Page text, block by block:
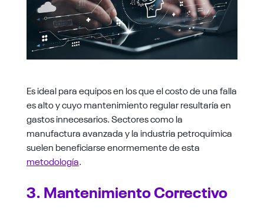
Es ideal para equipos en los que el costo de una falla
es alto y cuyo mantenimiento regular resultaría en
gastos innecesarios. Sectores como la
manufactura avanzada y la industria petroquímica
suelen beneficiarse enormemente de esta
metodología.
3. Mantenimiento Correctivo